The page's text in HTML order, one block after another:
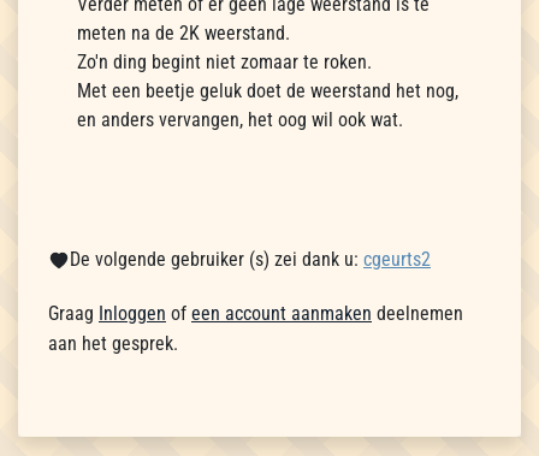
meten na de 2K weerstand.
Zo'n ding begint niet zomaar te roken.
Met een beetje geluk doet de weerstand het nog,
en anders vervangen, het oog wil ook wat.
De volgende gebruiker (s) zei dank u: cgeurts2
Graag Inloggen of een account aanmaken deelnemen
aan het gesprek.